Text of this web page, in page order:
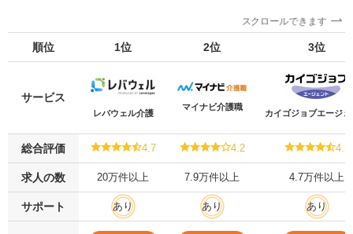
スクロールできます
順位 1位 2位 3位
サービス
レバウェル介護
マイナビ介護職
カイゴジョブエージ
総合評価 4.7 4.2 4.3
求人の数 20万件以上 7.9万件以上 4.7万件以上
サポート あり あり あり